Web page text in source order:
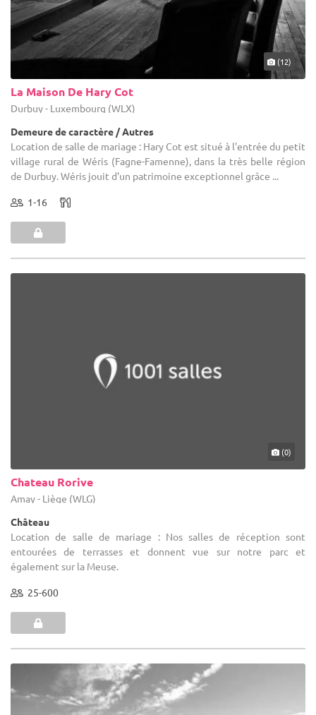
(12)
La Maison De Hary Cot
Durbuy - Luxembourg (WLX)
Demeure de caractère / Autres
Location de salle de mariage : Hary Cot est situé à l'entrée du petit
village rural de Wéris (Fagne-Famenne), dans la très belle région
de Durbuy. Wéris jouit d'un patrimoine exceptionnel grâce ...
1-16
(0)
Chateau Rorive
Amay - Liège (WLG)
Château
Location de salle de mariage : Nos salles de réception sont
entourées de terrasses et donnent vue sur notre parc et
également sur la Meuse.
25-600